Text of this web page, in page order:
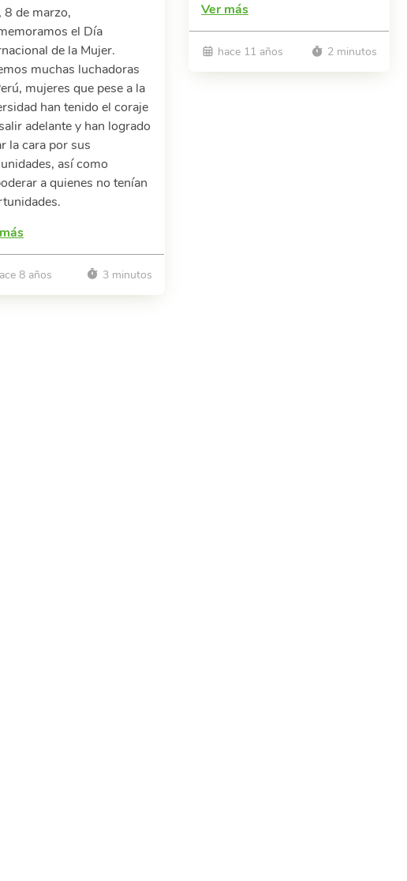
8 de marzo,
el Día
de la Mujer.
muchas luchadoras
mujeres que pese a la
han tenido el coraje
adelante y han logrado
la cara por sus
así como
a quienes no tenían
8 años 3 minutos
Ver más
hace 11 años 2 minutos